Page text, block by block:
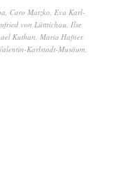
Caro Matzko Eva Karl-
von Lütttichau Ilse
Kuthan Maria Hafner,
Karlstadt-Musäum